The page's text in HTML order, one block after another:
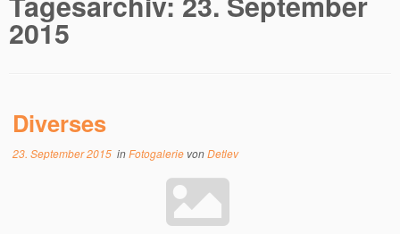
2015
Diverses
23. September 2015 inFotogalerie vonDetlev